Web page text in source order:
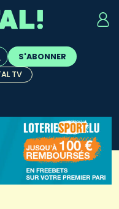
sont
S'ABONNER
TV